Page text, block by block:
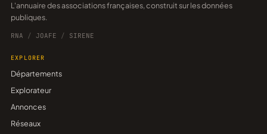
L'annuaire des associations françaises, construit sur les données
publiques.
RNA / JOAFE / SIRENE
EXPLORER
Départements
Explorateur
Annonces
Réseaux